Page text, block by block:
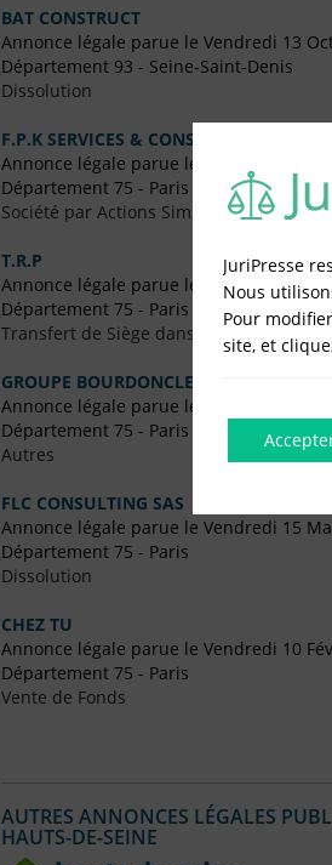
BAT CONSTRUCT
Annonce légale parue le Vendredi 13
Département 93 - Seine-Saint-Denis
Dissolution
F.P.K SERVICES & CONSULTING
Annonce légale parue le Samedi 10
Département 75 - Paris
Société par Actions Simplifiées
T.R.P
Annonce légale parue le Vendredi 24
Département 75 - Paris
Transfert de Siège dans un Autre
GROUPE BOURDONCLE
Annonce légale parue le Vendredi 19
Département 75 - Paris
Autres
FLC CONSULTING SAS
Annonce légale parue le Vendredi 15
Département 75 - Paris
Dissolution
CHEZ TU
Annonce légale parue le Vendredi 10
Département 75 - Paris
Vente de Fonds
AUTRES ANNONCES LÉGALES
HAUTS-DE-SEINE
JuriPresse
Nous
Pour
site, et